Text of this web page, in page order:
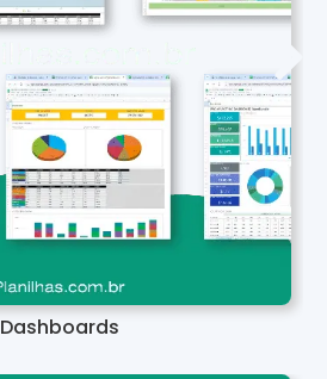
Dashboards